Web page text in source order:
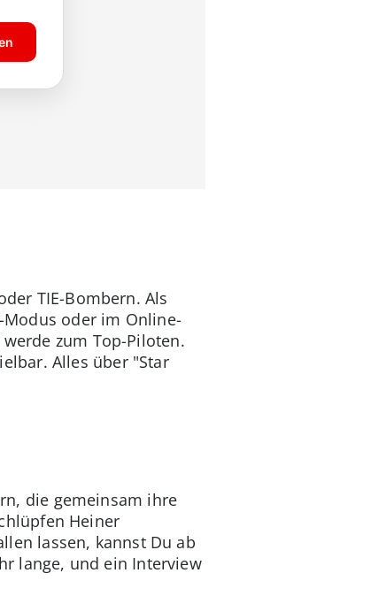
TIE-Bombern. Als
oder im Online-
zum Top-Piloten.
Alles über "Star
die gemeinsam ihre
Heiner
lassen, kannst Du ab
lange, und ein Interview